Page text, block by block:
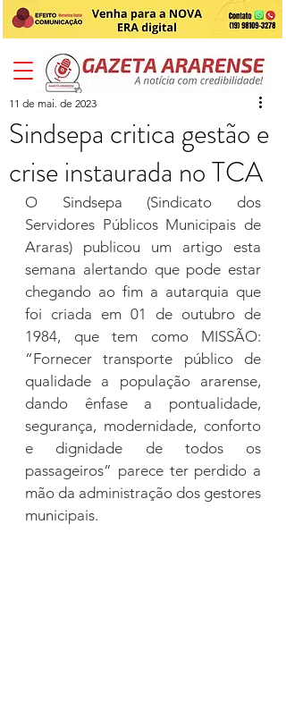
Sindsepa critica gestão e
crise instaurada no TCA
11 de mai. de 2023
O Sindsepa (Sindicato dos
Servidores Públicos Municipais de
Araras) publicou um artigo esta
semana alertando que pode estar
chegando ao fim a autarquia que
foi criada em 01 de outubro de
1984, que tem como MISSÃO:
“Fornecer transporte público de
qualidade a população ararense,
dando ênfase a pontualidade,
segurança, modernidade, conforto
e dignidade de todos os
passageiros” parece ter perdido a
mão da administração dos gestores
municipais.